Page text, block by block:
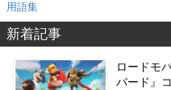
用語集
新着記事
ロードモ
バード』